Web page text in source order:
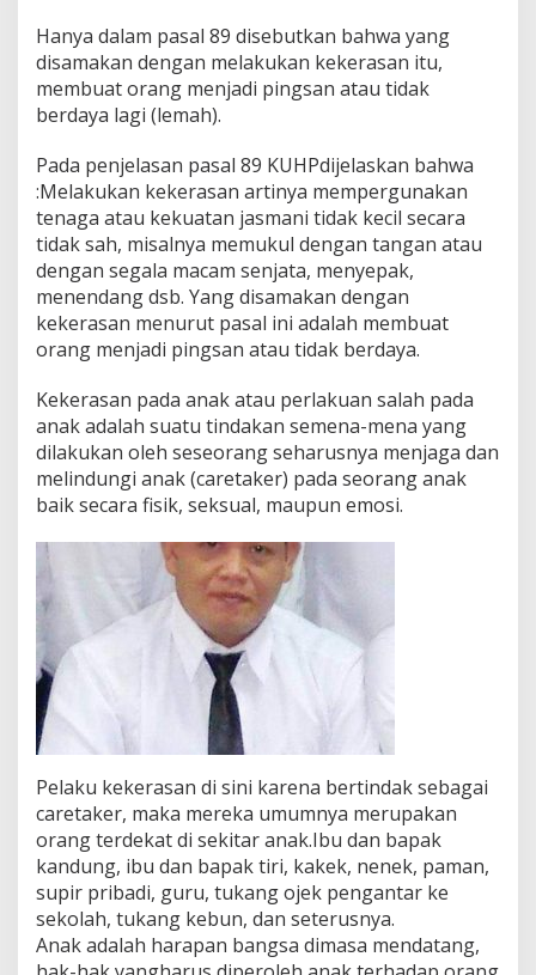
Hanya dalam pasal 89 disebutkan bahwa yang
disamakan dengan melakukan kekerasan itu,
membuat orang menjadi pingsan atau tidak
berdaya lagi (lemah).
Pada penjelasan pasal 89 KUHPdijelaskan bahwa
:Melakukan kekerasan artinya mempergunakan
tenaga atau kekuatan jasmani tidak kecil secara
tidak sah, misalnya memukul dengan tangan atau
dengan segala macam senjata, menyepak,
menendang dsb. Yang disamakan dengan
kekerasan menurut pasal ini adalah membuat
orang menjadi pingsan atau tidak berdaya.
Kekerasan pada anak atau perlakuan salah pada
anak adalah suatu tindakan semena-mena yang
dilakukan oleh seseorang seharusnya menjaga dan
melindungi anak (caretaker) pada seorang anak
baik secara fisik, seksual, maupun emosi.
Pelaku kekerasan di sini karena bertindak sebagai
caretaker, maka mereka umumnya merupakan
orang terdekat di sekitar anak.Ibu dan bapak
kandung, ibu dan bapak tiri, kakek, nenek, paman,
supir pribadi, guru, tukang ojek pengantar ke
sekolah, tukang kebun, dan seterusnya.
Anak adalah harapan bangsa dimasa mendatang,